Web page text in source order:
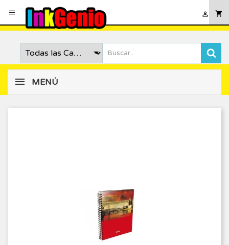
 shopping_cart

MENÚ